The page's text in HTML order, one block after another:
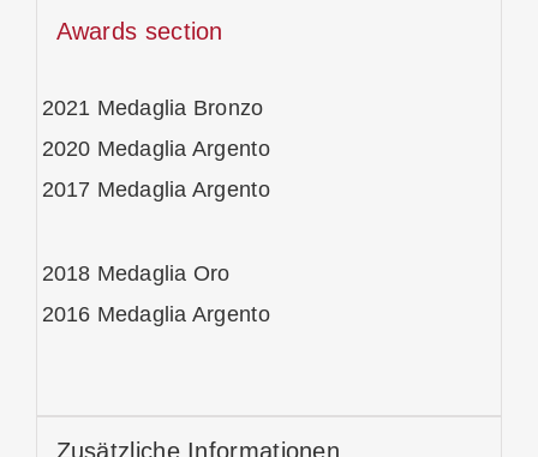
Awards section
2021 Medaglia Bronzo
2020 Medaglia Argento
2017 Medaglia Argento
2018 Medaglia Oro
2016 Medaglia Argento
Zusätzliche Informationen